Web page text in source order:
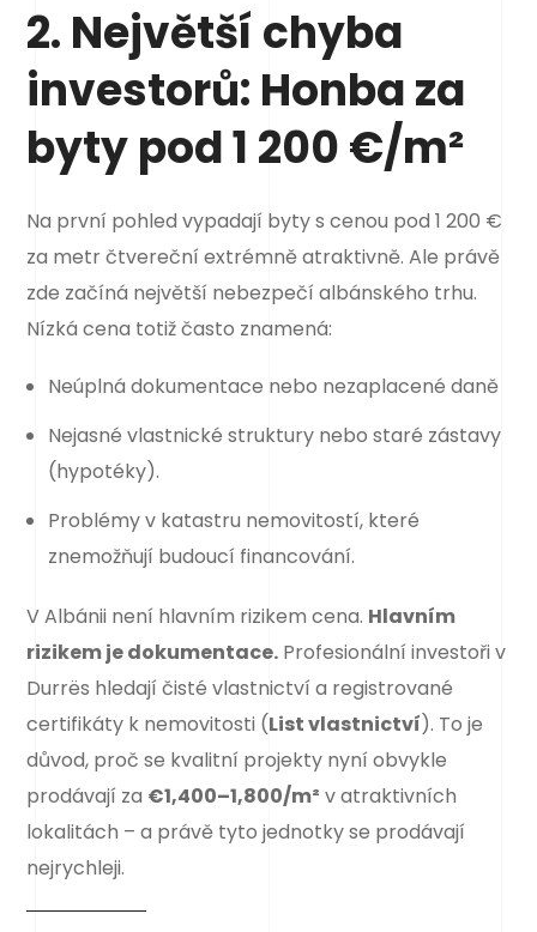
2. Největší chyba
investorů: Honba za
byty pod 1 200 €/m²
Na první pohled vypadají byty s cenou pod 1 200 €
za metr čtvereční extrémně atraktivně. Ale právě
zde začíná největší nebezpečí albánského trhu.
Nízká cena totiž často znamená:
Neúplná dokumentace nebo nezaplacené daně
Nejasné vlastnické struktury nebo staré zástavy
(hypotéky).
Problémy v katastru nemovitostí, které
znemožňují budoucí financování.
V Albánii není hlavním rizikem cena. Hlavním
rizikem je dokumentace. Profesionální investoři v
Durrës hledají čisté vlastnictví a registrované
certifikáty k nemovitosti (List vlastnictví). To je
důvod, proč se kvalitní projekty nyní obvykle
prodávají za €1,400–1,800/m² v atraktivních
lokalitách – a právě tyto jednotky se prodávají
nejrychleji.